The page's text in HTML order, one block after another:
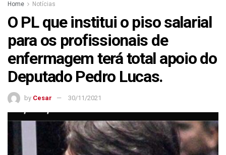
Home Notícias
O PL que institui o piso salarial
para os profissionais de
enfermagem terá total apoio do
Deputado Pedro Lucas.
by Cesar 30/11/2021